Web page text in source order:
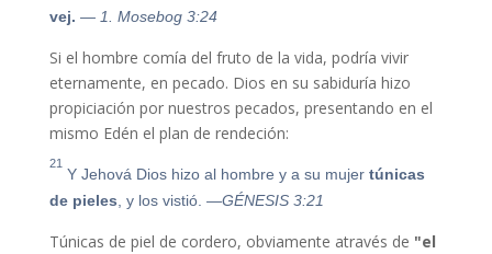
vej. — 1. Mosebog 3:24
Si el hombre comía del fruto de la vida, podría vivir
eternamente, en pecado. Dios en su sabiduría hizo
propiciación por nuestros pecados, presentando en el
mismo Edén el plan de rendeción:
21
Y Jehová Dios hizo al hombre y a su mujer túnicas
de pieles , y los vistió. —GÉNESIS 3:21
Túnicas de piel de cordero, obviamente através de "el